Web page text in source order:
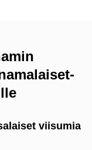
viisumia